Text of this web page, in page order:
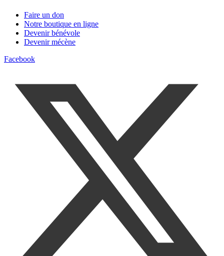
Faire un don
Notre boutique en ligne
Devenir bénévole
Devenir mécène
Facebook